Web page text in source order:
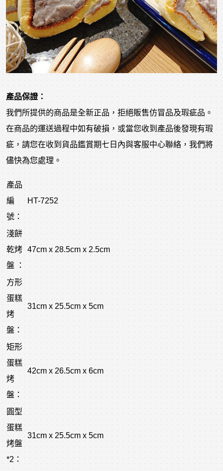
產品保證：
我們所提供的商品是全新正品，拒絕販售仿冒品及瑕疵品。
在商品的運送過程中如有破損，或當您收到產品後發現有瑕
疵，請您在收到貨品鑑賞期七日內與客服中心聯絡，我們將
儘快為您處理。
產品
編
號：
HT-7252
淺餅
乾烤
盤 ：
47cm x 28.5cm x 2.5cm
方形
蛋糕
烤
盤：
31cm x 25.5cm x 5cm
矩形
蛋糕
烤
盤：
42cm x 26.5cm x 6cm
圓型
蛋糕
烤盤
*2：
31cm x 25.5cm x 5cm